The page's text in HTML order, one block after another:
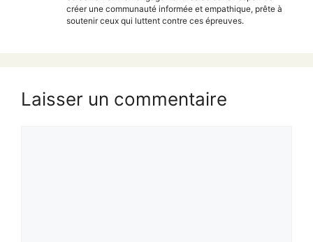
créer une communauté informée et empathique, prête à
soutenir ceux qui luttent contre ces épreuves.
Laisser un commentaire